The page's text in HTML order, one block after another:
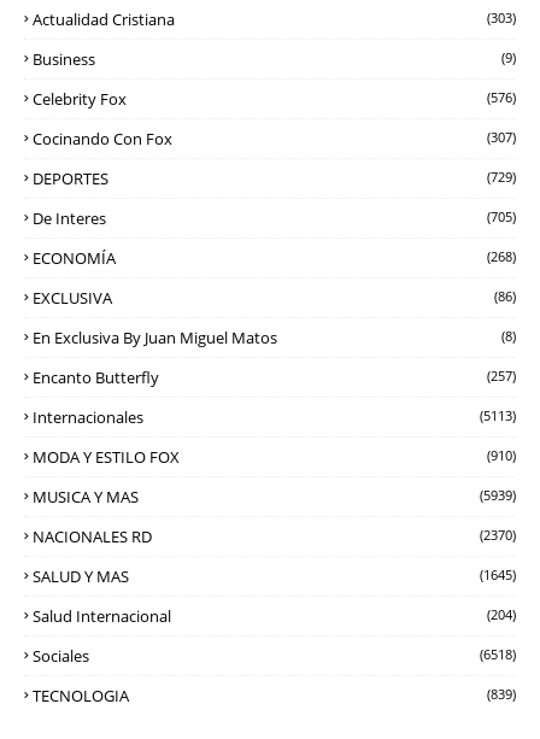
Actualidad Cristiana (303)
Business (9)
Celebrity Fox (576)
Cocinando Con Fox (307)
DEPORTES (729)
De Interes (705)
ECONOMÍA (268)
EXCLUSIVA (86)
En Exclusiva By Juan Miguel Matos (8)
Encanto Butterfly (257)
Internacionales (5113)
MODA Y ESTILO FOX (910)
MUSICA Y MAS (5939)
NACIONALES RD (2370)
SALUD Y MAS (1645)
Salud Internacional (204)
Sociales (6518)
TECNOLOGIA (839)